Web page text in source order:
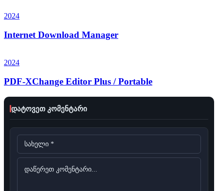
2024
Internet Download Manager
2024
PDF-XChange Editor Plus / Portable
დატოვეთ კომენტარი